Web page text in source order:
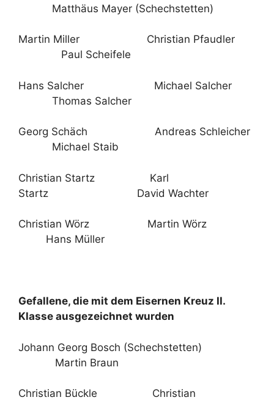
Matthäus Mayer (Schechstetten)
Martin Miller Christian Pfaudler
Paul Scheifele
Hans Salcher Michael Salcher
Thomas Salcher
Georg Schäch Andreas Schleicher
Michael Staib
Christian Startz Karl
Startz David Wachter
Christian Wörz Martin Wörz
Hans Müller
Gefallene, die mit dem Eisernen Kreuz II.
Klasse ausgezeichnet wurden
Johann Georg Bosch (Schechstetten)
Martin Braun
Christian Bückle Christian